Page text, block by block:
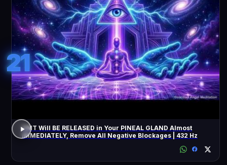
21
DMT Will BE RELEASED in Your PINEAL GLAND Almost
IMMEDIATELY, Remove All Negative Blockages | 432 Hz